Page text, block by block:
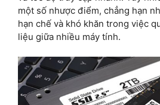
một số nhược điểm, chẳng hạn
hạn chế và khó khăn trong việc
liệu giữa nhiều máy tính.